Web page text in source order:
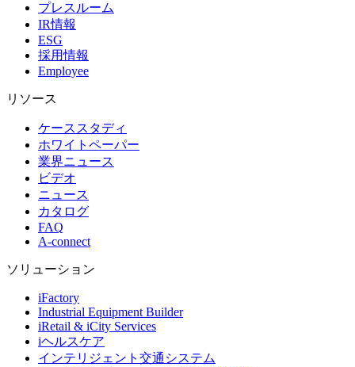
プレスルーム
IR情報
ESG
採用情報
Employee
リソース
ケーススタディ
ホワイトペーパー
業界ニュース
ビデオ
ニュース
カタログ
FAQ
A-connect
ソリューション
iFactory
Industrial Equipment Builder
iRetail & iCity Services
iヘルスケア
インテリジェント交通システム